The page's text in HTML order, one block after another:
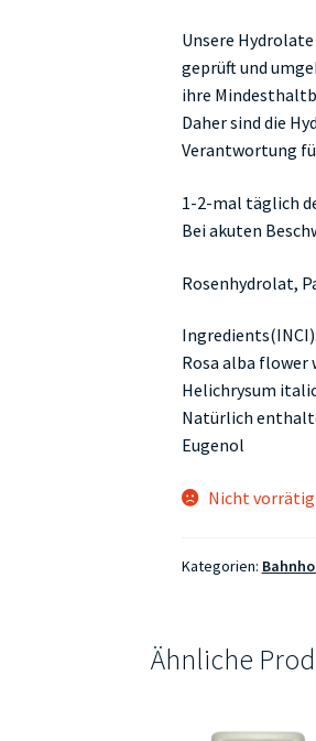
Unsere
geprüft und
ihre
Daher sind die
Verantwortung
1-2-mal täglich
Bei akuten
Rosenhydrolat,
Ingredients(INCI):
Rosa alba
Helichrysum
Natürlich
Eugenol
Nicht vorrätig
Kategorien:
Ähnliche